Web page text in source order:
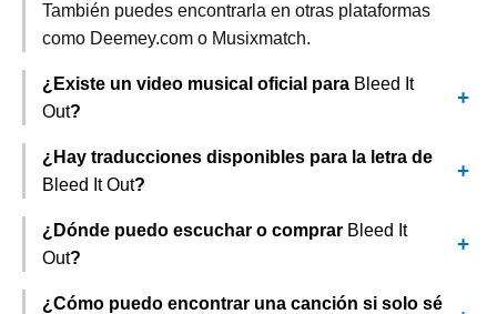
También puedes encontrarla en otras plataformas
como Deemey.com o Musixmatch.
¿Existe un video musical oficial para Bleed It
Out?
¿Hay traducciones disponibles para la letra de
Bleed It Out?
¿Dónde puedo escuchar o comprar Bleed It
Out?
¿Cómo puedo encontrar una canción si solo sé